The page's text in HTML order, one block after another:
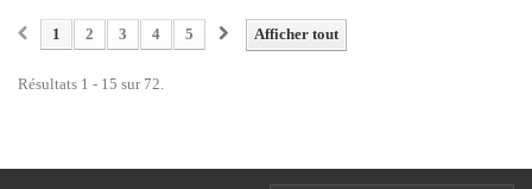
Afficher tout
1 2 3 4 5
Résultats 1 - 15 sur 72.